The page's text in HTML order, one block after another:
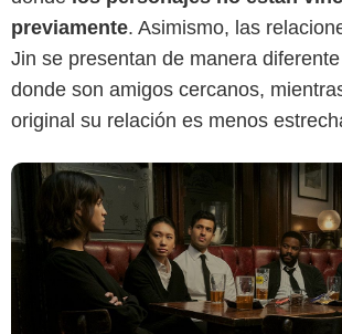
previamente. Asimismo, las
Jin se presentan de manera
donde son amigos cercanos,
original su relación es menos